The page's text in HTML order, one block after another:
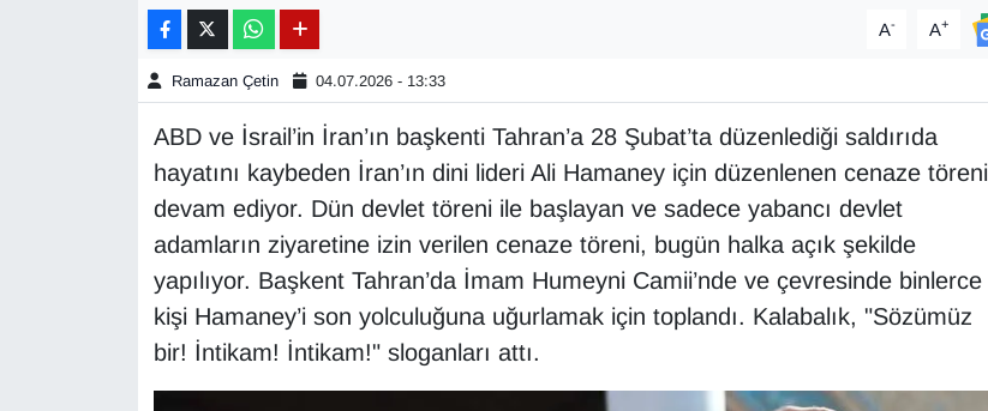
A- A+
Ramazan Çetin 04.07.2026 - 13:33
ABD ve İsrail’in İran’ın başkenti Tahran’a 28 Şubat’ta düzenlediği saldırıda
hayatını kaybeden İran’ın dini lideri Ali Hamaney için düzenlenen cenaze töreni
devam ediyor. Dün devlet töreni ile başlayan ve sadece yabancı devlet
adamların ziyaretine izin verilen cenaze töreni, bugün halka açık şekilde
yapılıyor. Başkent Tahran’da İmam Humeyni Camii’nde ve çevresinde binlerce
kişi Hamaney’i son yolculuğuna uğurlamak için toplandı. Kalabalık, "Sözümüz
bir! İntikam! İntikam!" sloganları attı.
Gündem
HABERDE İNSAN
Kamu Alımları